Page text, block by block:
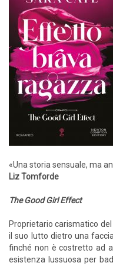
«Una storia sensuale, ma
Liz Tomforde
The Good Girl Effect
Proprietario carismatico
il suo lutto dietro una
finché non è costretto ad
esistenza lussuosa per